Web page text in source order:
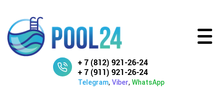
+ 7 (812) 921-26-24
+ 7 (911) 921-26-24
Telegram, Viber, WhatsApp